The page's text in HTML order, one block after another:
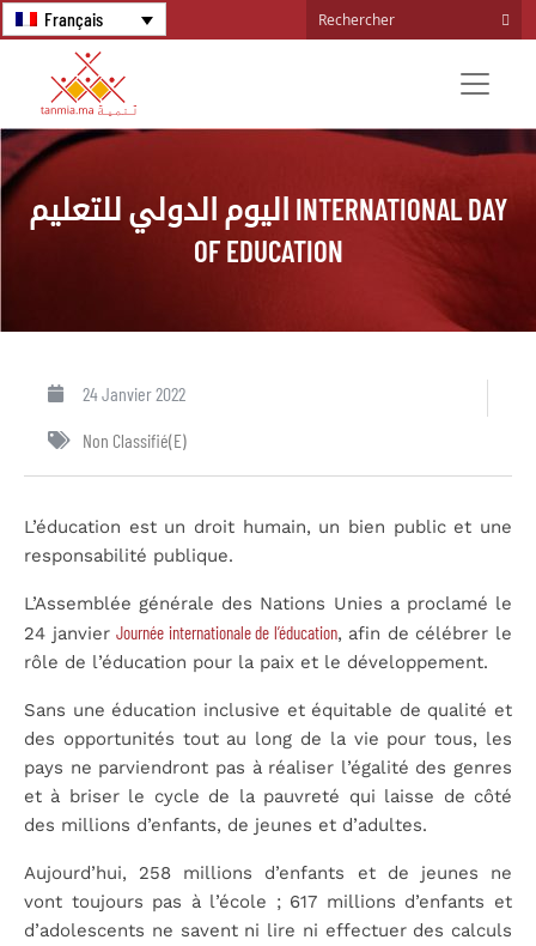
Français
اليوم الدولي للتعليم INTERNATIONAL DAY
OF EDUCATION
24 Janvier 2022
Non Classifié(e)
L’éducation est un droit humain, un bien public et une
responsabilité publique.
L’Assemblée générale des Nations Unies a proclamé le
24 janvierJournée internationale de l’éducation, afin de célébrer le
rôle de l’éducation pour la paix et le développement.
Sans une éducation inclusive et équitable de qualité et
des opportunités tout au long de la vie pour tous, les
pays ne parviendront pas à réaliser l’égalité des genres
et à briser le cycle de la pauvreté qui laisse de côté
des millions d’enfants, de jeunes et d’adultes.
Aujourd’hui, 258 millions d’enfants et de jeunes ne
vont toujours pas à l’école ; 617 millions d’enfants et
d’adolescents ne savent ni lire ni effectuer des calculs